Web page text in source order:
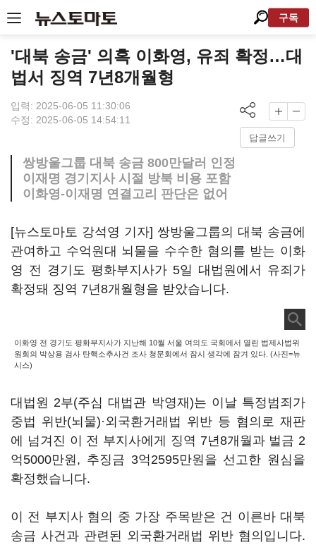
구독
'대북 송금' 의혹 이화영, 유죄 확정…대
법서 징역 7년8개월형
입력: 2025-06-05 11:30:06
수정: 2025-06-05 14:54:11
답글쓰기
쌍방울그룹 대북 송금 800만달러 인정
이재명 경기지사 시절 방북 비용 포함
이화영-이재명 연결고리 판단은 없어
[뉴스토마토 강석영 기자] 쌍방울그룹의 대북 송금에
관여하고 수억원대 뇌물을 수수한 혐의를 받는 이화
영 전 경기도 평화부지사가 5일 대법원에서 유죄가
확정돼 징역 7년8개월형을 받았습니다.
이화영 전 경기도 평화부지사가 지난해 10월 서울 여의도 국회에서 열린 법제사법위
원회의 박상용 검사 탄핵소추사건 조사 청문회에서 잠시 생각에 잠겨 있다. (사진=뉴
시스)
대법원 2부(주심 대법관 박영재)는 이날 특정범죄가
중법 위반(뇌물)·외국환거래법 위반 등 혐의로 재판
에 넘겨진 이 전 부지사에게 징역 7년8개월과 벌금 2
억5000만원, 추징금 3억2595만원을 선고한 원심을
확정했습니다.
이 전 부지사 혐의 중 가장 주목받은 건 이른바 대북
송금 사건과 관련된 외국환거래법 위반 혐의입니다.